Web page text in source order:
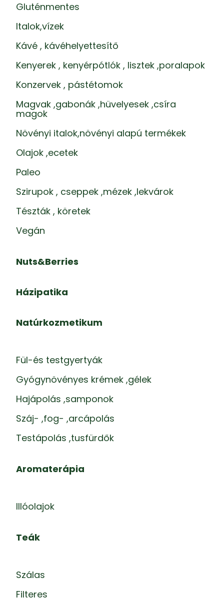
Gluténmentes
Italok,vízek
Kávé , kávéhelyettesítő
Kenyerek , kenyérpótlók , lisztek ,poralapok
Konzervek , pástétomok
Magvak ,gabonák ,hüvelyesek ,csíra
magok
Növényi italok,növényi alapú termékek
Olajok ,ecetek
Paleo
Szirupok , cseppek ,mézek ,lekvárok
Tészták , köretek
Vegán
Nuts&Berries
Házipatika
Natúrkozmetikum
Fül-és testgyertyák
Gyógynövényes krémek ,gélek
Hajápolás ,samponok
Száj- ,fog- ,arcápolás
Testápolás ,tusfürdők
Aromaterápia
Illóolajok
Teák
Szálas
Filteres